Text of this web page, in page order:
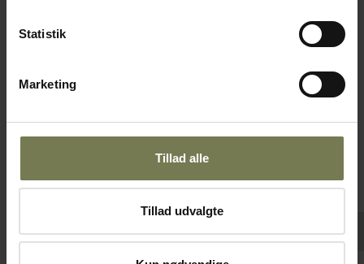
Statistik
Marketing
Tillad alle
Tillad udvalgte